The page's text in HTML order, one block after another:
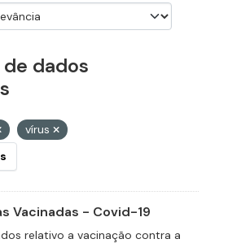
dados
vírus
Vacinadas - Covid-19
relativo a vacinação contra a